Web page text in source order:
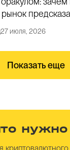
рынок
27 июля, 2026
Показать еще
нужно